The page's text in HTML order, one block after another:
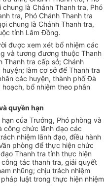
là Chánh Thanh tra, Phó
tra, Phó Chánh Thanh tra
chung là Chánh Thanh tra,
tỉnh Lâm Đồng.
được xem xét bổ nhiệm các
và tương đương thuộc Thanh
Thanh tra cấp sở; Chánh
làm cơ sở để Thanh tra
các huyện, thành phố Đà
hoạch, bổ nhiệm theo phân
quyền hạn
của Trưởng, Phó phòng và
công chức lãnh đạo các
nhiệm lãnh đạo, điều hành
phòng để thực hiện chức
Thanh tra tỉnh thực hiện
tác thanh tra, giải quyết
nhũng; chịu trách nhiệm
luật trong thực hiện nhiệm